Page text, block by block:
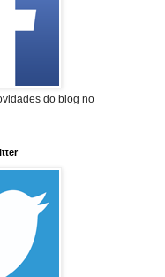
do blog no